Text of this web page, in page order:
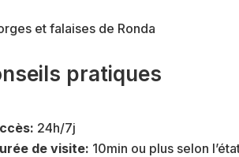
pratiques
24h/7j
de visite: 10min ou plus selon